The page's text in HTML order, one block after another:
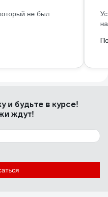
не был
и будьте в курсе!
ждут!